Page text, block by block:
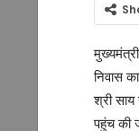
निवास
श्री
पहुंच की